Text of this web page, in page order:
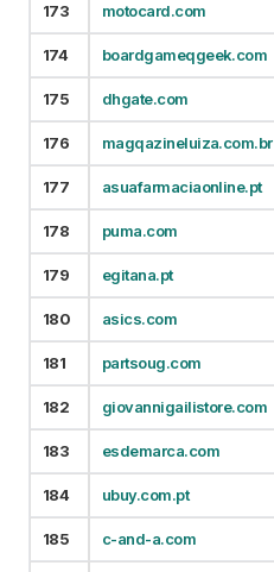
173 motocard.com
174 boardgameqgeek.com
175 dhgate.com
176 magqazineluiza.com.br
177 asuafarmaciaonline.pt
178 puma.com
179 egitana.pt
180 asics.com
181 partsoug.com
182 giovannigailistore.com
183 esdemarca.com
184 ubuy.com.pt
185 c-and-a.com